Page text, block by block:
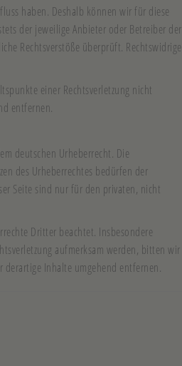
haben. Deshalb können wir für diese
der jeweilige Anbieter oder Betreiber der
Rechtsverstöße überprüft. Rechtswidrige
einer Rechtsverletzung nicht
entfernen.
deutschen Urheberrecht. Die
des Urheberrechtes bedürfen der
Seite sind nur für den privaten, nicht
Dritter beachtet. Insbesondere
aufmerksam werden, bitten wir
derartige Inhalte umgehend entfernen.